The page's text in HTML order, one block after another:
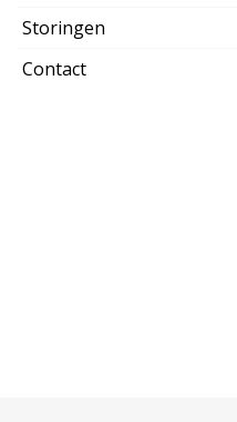
Storingen
Contact